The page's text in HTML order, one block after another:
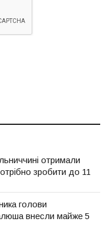
отримали
зробити до 11
голови
внесли майже 5